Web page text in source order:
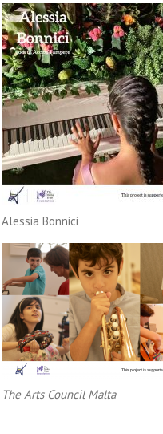
Alessia Bonnici
The Arts Council Malta